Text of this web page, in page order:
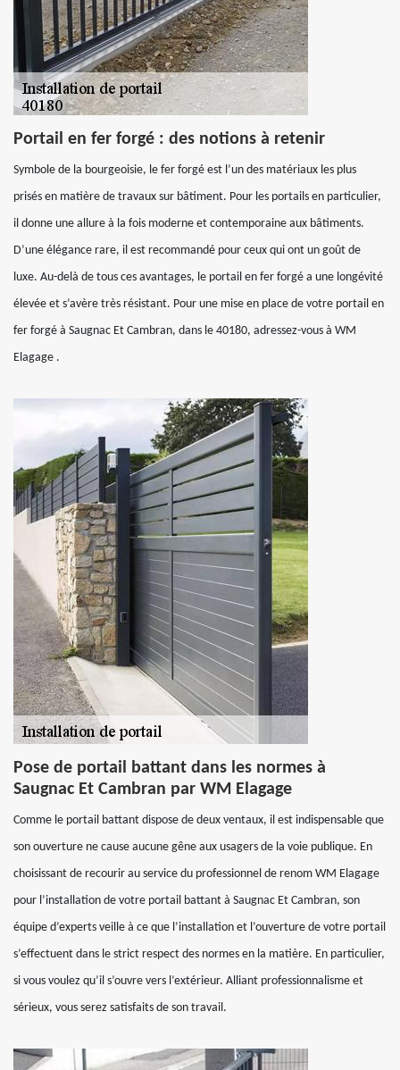
Portail en fer forgé : des notions à retenir
Symbole de la bourgeoisie, le fer forgé est l’un des matériaux les plus
prisés en matière de travaux sur bâtiment. Pour les portails en particulier,
il donne une allure à la fois moderne et contemporaine aux bâtiments.
D’une élégance rare, il est recommandé pour ceux qui ont un goût de
luxe. Au-delà de tous ces avantages, le portail en fer forgé a une longévité
élevée et s’avère très résistant. Pour une mise en place de votre portail en
fer forgé à Saugnac Et Cambran, dans le 40180, adressez-vous à WM
Elagage .
Pose de portail battant dans les normes à
Saugnac Et Cambran par WM Elagage
Comme le portail battant dispose de deux ventaux, il est indispensable que
son ouverture ne cause aucune gêne aux usagers de la voie publique. En
choisissant de recourir au service du professionnel de renom WM Elagage
pour l’installation de votre portail battant à Saugnac Et Cambran, son
équipe d’experts veille à ce que l’installation et l’ouverture de votre portail
s’effectuent dans le strict respect des normes en la matière. En particulier,
si vous voulez qu’il s’ouvre vers l’extérieur. Alliant professionnalisme et
sérieux, vous serez satisfaits de son travail.